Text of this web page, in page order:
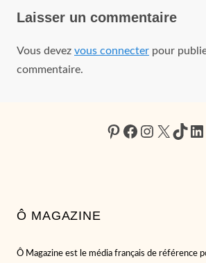
Laisser un commentaire
Vous devez vous connecter pour
commentaire.
Pinterest
Facebook
Instagram
X
Ô MAGAZINE
Ô Magazine est le média français de référence